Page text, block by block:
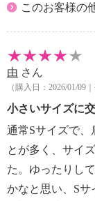
このお客様の
由 さん
（購入日：2026/01/09
小さいサイズに
通常Sサイズで
とが多く、サイ
た。ゆったりし
かなと思い、Sサ